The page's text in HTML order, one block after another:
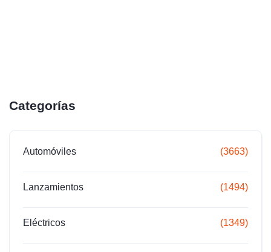
Categorías
Automóviles (3663)
Lanzamientos (1494)
Eléctricos (1349)